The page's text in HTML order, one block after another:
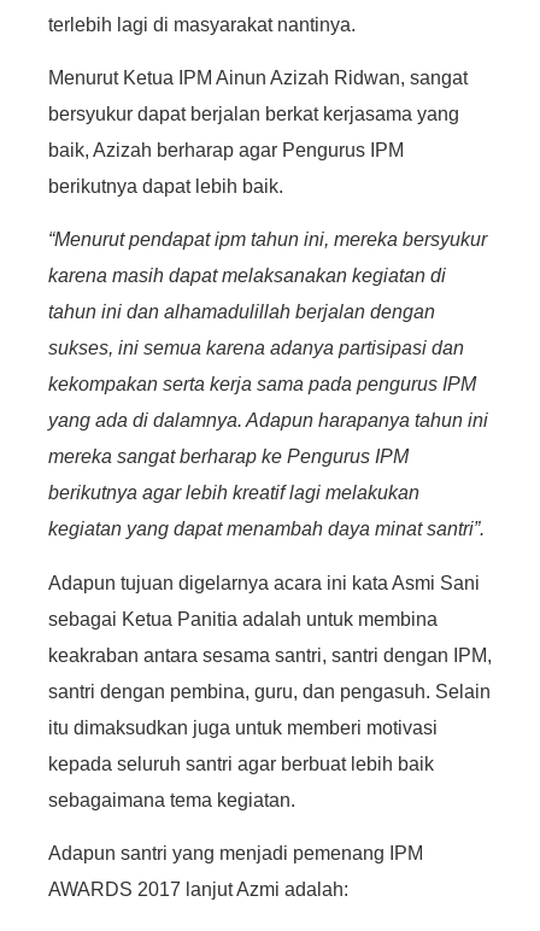
terlebih lagi di masyarakat nantinya.
Menurut Ketua IPM Ainun Azizah Ridwan, sangat
bersyukur dapat berjalan berkat kerjasama yang
baik, Azizah berharap agar Pengurus IPM
berikutnya dapat lebih baik.
“Menurut pendapat ipm tahun ini, mereka bersyukur
karena masih dapat melaksanakan kegiatan di
tahun ini dan alhamadulillah berjalan dengan
sukses, ini semua karena adanya partisipasi dan
kekompakan serta kerja sama pada pengurus IPM
yang ada di dalamnya. Adapun harapanya tahun ini
mereka sangat berharap ke Pengurus IPM
berikutnya agar lebih kreatif lagi melakukan
kegiatan yang dapat menambah daya minat santri”.
Adapun tujuan digelarnya acara ini kata Asmi Sani
sebagai Ketua Panitia adalah untuk membina
keakraban antara sesama santri, santri dengan IPM,
santri dengan pembina, guru, dan pengasuh. Selain
itu dimaksudkan juga untuk memberi motivasi
kepada seluruh santri agar berbuat lebih baik
sebagaimana tema kegiatan.
Adapun santri yang menjadi pemenang IPM
AWARDS 2017 lanjut Azmi adalah: